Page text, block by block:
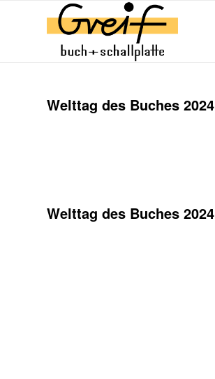
Welttag des Buches 2024
Welttag des Buches 2024